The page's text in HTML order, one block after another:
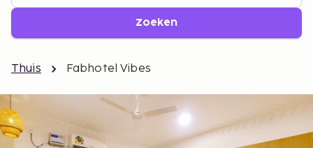
Zoeken
Thuis Fabhotel Vibes